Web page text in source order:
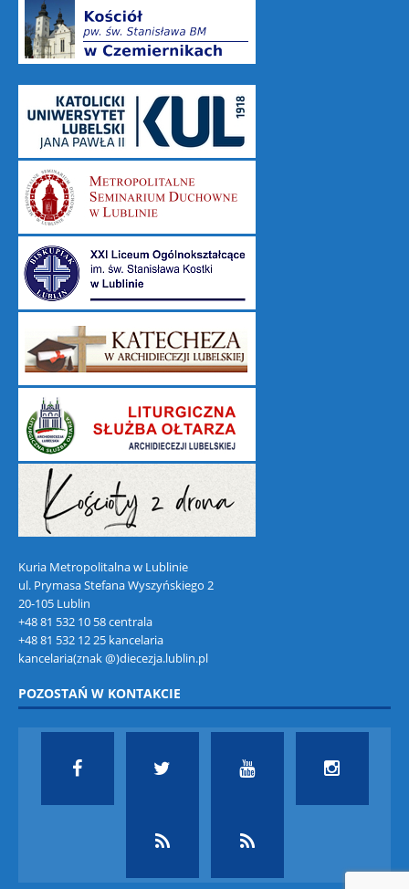
Kuria Metropolitalna w Lublinie
ul. Prymasa Stefana Wyszyńskiego 2
20-105 Lublin
+48 81 532 10 58 centrala
+48 81 532 12 25 kancelaria
kancelaria(znak @)diecezja.lublin.pl
POZOSTAŃ W KONTAKCIE